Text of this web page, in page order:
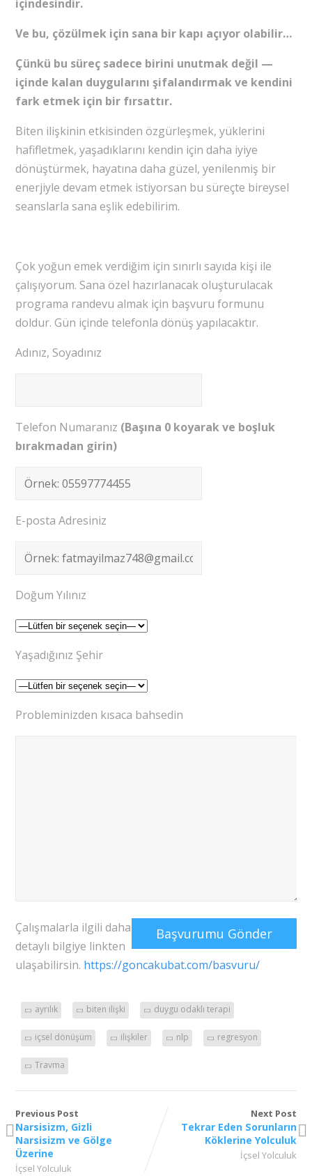
içindesindir.
Ve bu, çözülmek için sana bir kapı açıyor olabilir…
Çünkü bu süreç sadece birini unutmak değil —
içinde kalan duygularını şifalandırmak ve kendini
fark etmek için bir fırsattır.
Biten ilişkinin etkisinden özgürleşmek, yüklerini
hafifletmek, yaşadıklarını kendin için daha iyiye
dönüştürmek, hayatına daha güzel, yenilenmiş bir
enerjiyle devam etmek istiyorsan bu süreçte bireysel
seanslarla sana eşlik edebilirim.
Çok yoğun emek verdiğim için sınırlı sayıda kişi ile
çalışıyorum. Sana özel hazırlanacak oluşturulacak
programa randevu almak için başvuru formunu
doldur. Gün içinde telefonla dönüş yapılacaktır.
Adınız, Soyadınız
Telefon Numaranız (Başına 0 koyarak ve boşluk
bırakmadan girin)
E-posta Adresiniz
Doğum Yılınız
Yaşadığınız Şehir
Probleminizden kısaca bahsedin
Çalışmalarla ilgili daha
detaylı bilgiye linkten
ulaşabilirsin. https://goncakubat.com/basvuru/
ayrılık biten ilişki duygu odaklı terapi
içsel dönüşüm ilişkiler nlp regresyon
Travma
Previous Post
Narsisizm, Gizli
Narsisizm ve Gölge
Üzerine
İçsel Yolculuk
Next Post
Tekrar Eden Sorunların
Köklerine Yolculuk
İçsel Yolculuk